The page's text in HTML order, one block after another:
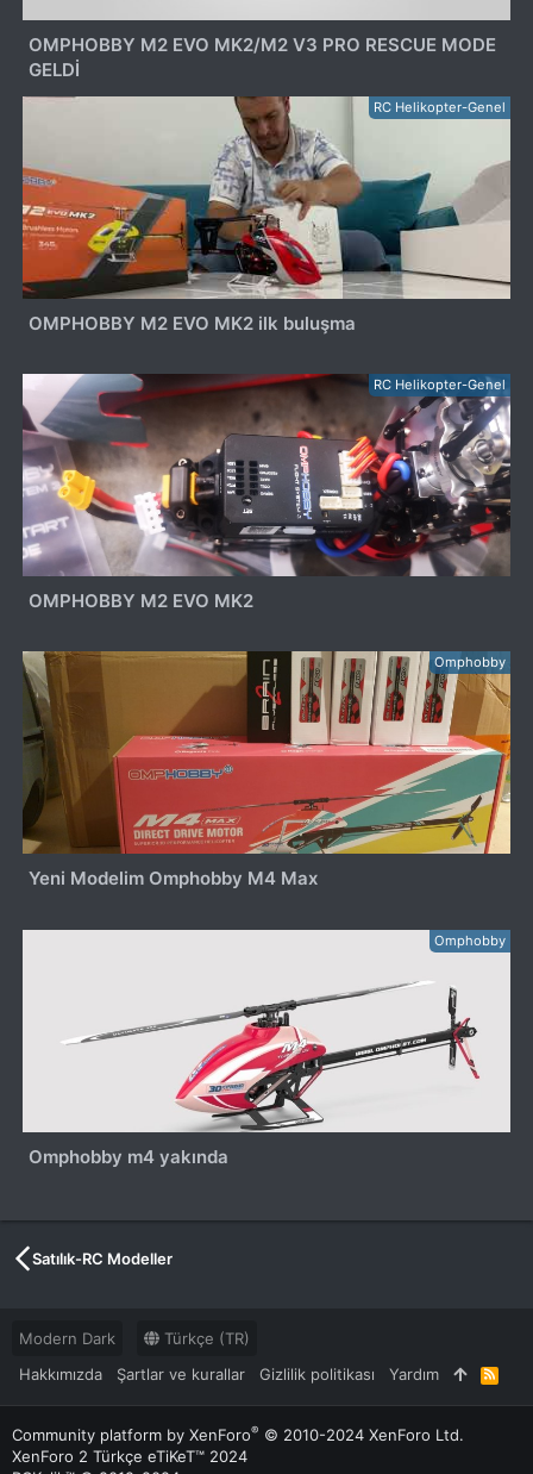
OMPHOBBY M2 EVO MK2/M2 V3 PRO RESCUE MODE
GELDİ
RC Helikopter-Genel
OMPHOBBY M2 EVO MK2 ilk buluşma
RC Helikopter-Genel
OMPHOBBY M2 EVO MK2
Omphobby
Yeni Modelim Omphobby M4 Max
Omphobby
Omphobby m4 yakında
Satılık-RC Modeller
Modern Dark
Türkçe (TR)
Hakkımızda
Şartlar ve kurallar Gizlilik politikası Yardım
R
S
S
Community platform by XenForo® © 2010-2024 XenForo Ltd.
XenForo 2 Türkçe eTiKeT™ 2024